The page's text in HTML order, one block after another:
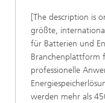
[The description is
größte,
für Batterien und
Branchenplattform
professionelle
werden mehr als